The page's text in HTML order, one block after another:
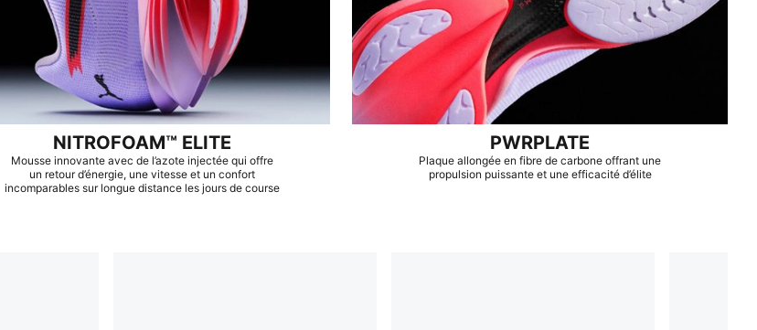
NITROFOAM™ ELITE
Mousse innovante avec de l’azote injectée qui offre
un retour d’énergie, une vitesse et un confort
incomparables sur longue distance les jours de course
PWRPLATE
Plaque allongée en fibre de carbone offrant une
propulsion puissante et une efficacité d’élite